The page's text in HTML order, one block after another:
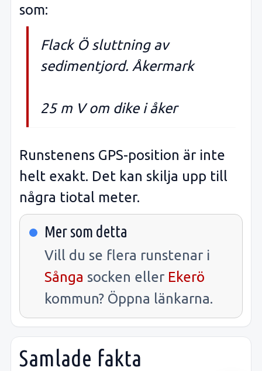
som:
Flack Ö sluttning av
sedimentjord. Åkermark
25 m V om dike i åker
Runstenens GPS-position är inte
helt exakt. Det kan skilja upp till
några tiotal meter.
Mer som detta
Vill du se flera runstenar i
Sånga socken eller Ekerö
kommun? Öppna länkarna.
Samlade fakta